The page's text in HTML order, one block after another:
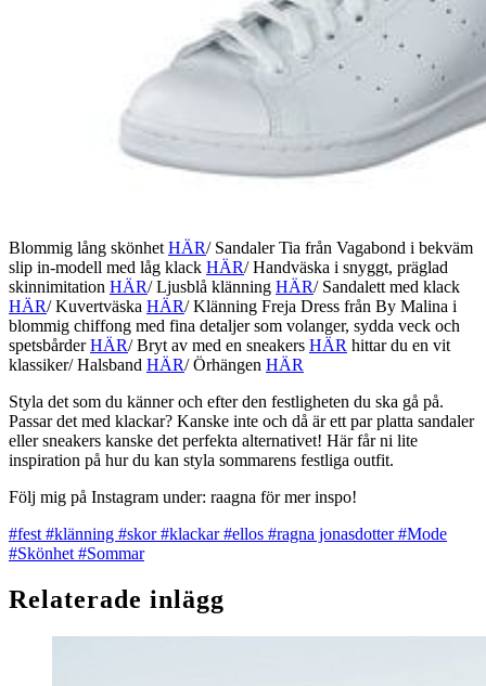
Blommig lång skönhet HÄR/ Sandaler Tia från Vagabond i bekväm
slip in-modell med låg klack HÄR/ Handväska i snyggt, präglad
skinnimitation HÄR/ Ljusblå klänning HÄR/ Sandalett med klack
HÄR/ Kuvertväska HÄR/ Klänning Freja Dress från By Malina i
blommig chiffong med fina detaljer som volanger, sydda veck och
spetsbårderHÄR/ Bryt av med en sneakers HÄR hittar du en vit
klassiker/ Halsband HÄR/ Örhängen HÄR
Styla det som du känner och efter den festligheten du ska gå på.
Passar det med klackar? Kanske inte och då är ett par platta sandaler
eller sneakers kanske det perfekta alternativet! Här får ni lite
inspiration på hur du kan styla sommarens festliga outfit.
Följ mig på Instagram under: raagna för mer inspo!
#fest #klänning #skor#klackar#ellos #ragna jonasdotter#Mode
#Skönhet #Sommar
Relaterade inlägg